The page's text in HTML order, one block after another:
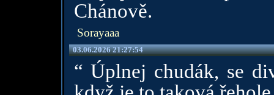
Chánově.
Sorayaaa
03.06.2026 21:27:54
“ Úplnej chudák, se